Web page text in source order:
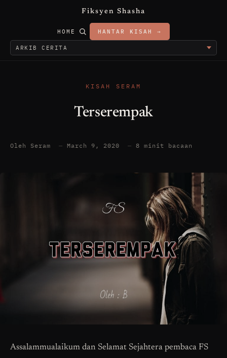
Fiksyen Shasha
HOME HANTAR KISAH →
KISAH SERAM
Terserempak
Oleh Seram — March 9, 2020 — 8 minit bacaan
Assalammualaikum dan Selamat Sejahtera pembaca FS